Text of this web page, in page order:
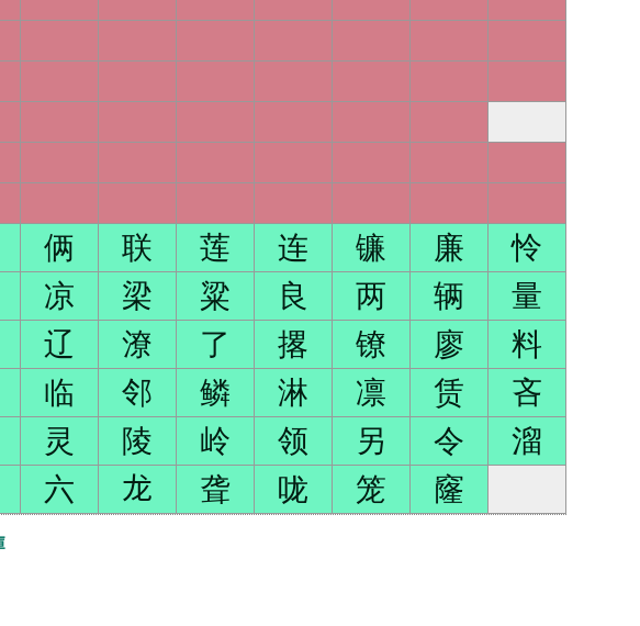
俩 联 莲 连 镰 廉 怜
凉 梁 粱 良 两 辆 量
辽 潦 了 撂 镣 廖 料
临 邻 鳞 淋 凛 赁 吝
灵 陵 岭 领 另 令 溜
六 龙 聋 咙 笼 窿